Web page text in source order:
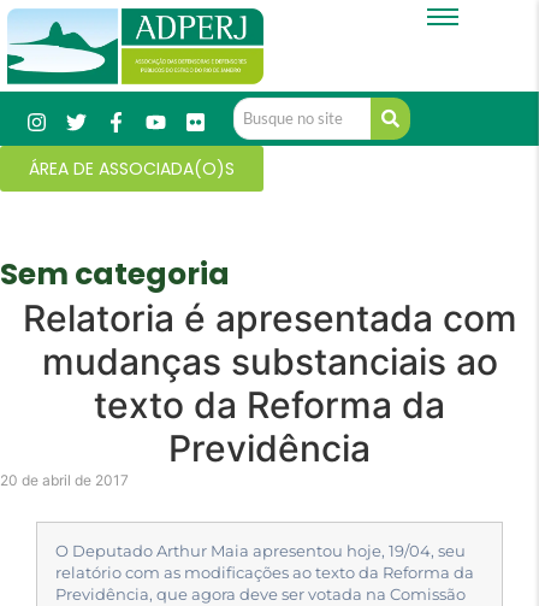
ÁREA DE ASSOCIADA(O)S
Sem categoria
Relatoria é apresentada com
mudanças substanciais ao
texto da Reforma da
Previdência
20 de abril de 2017
O Deputado Arthur Maia apresentou hoje, 19/04, seu
relatório com as modificações ao texto da Reforma da
Previdência, que agora deve ser votada na Comissão